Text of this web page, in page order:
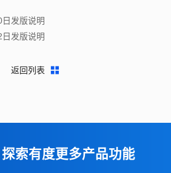
日发版说明
返回列表
发版说明
索有度更多产品功能